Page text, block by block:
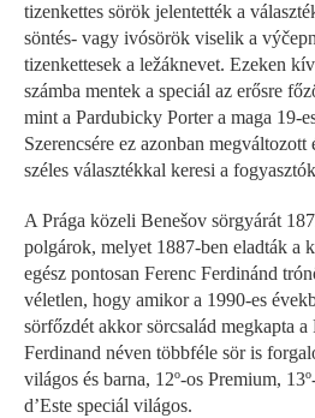
tizenkettes sörök jelentették a
söntés- vagy ivósörök viselik a
tizenkettesek a ležáknevet. Ezeken
számba mentek a speciál az erősre
mint a Pardubicky Porter a maga 19-
Szerencsére ez azonban megváltozott
széles választékkal keresi a
A Prága közeli Benešov sörgyárát
polgárok, melyet 1887-ben eladták a
egész pontosan Ferenc Ferdinánd
véletlen, hogy amikor a 1990-es
sörfőzdét akkor sörcsalád megkapta a
Ferdinand néven többféle sör is
világos és barna, 12º-os Premium,
d’Este speciál világos.